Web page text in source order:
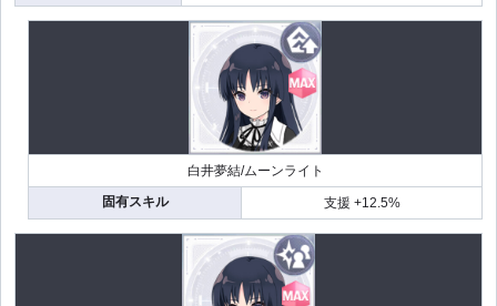
白井夢結/ムーンライト
固有スキル
支援 +12.5%